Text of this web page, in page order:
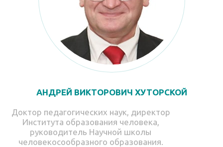
АНДРЕЙ ВИКТОРОВИЧ ХУТОРСКОЙ
Доктор педагогических наук, директор
Института образования человека,
руководитель Научной школы
человекосообразного образования.